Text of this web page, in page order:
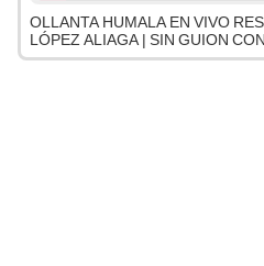
OLLANTA HUMALA EN VIVO
LÓPEZ ALIAGA | SIN GUION